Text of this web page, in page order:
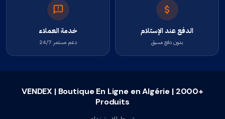
الدفع عند الإستلام
بدون دفع مسبق
خدمة العملاء
دعم مستمر 24/7
VENDEX | Boutique En Ligne en Algérie | 2000+
Produits